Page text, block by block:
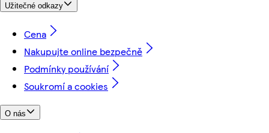
Užitečné odkazy
Cena
Nakupujte online bezpečně
Podmínky používání
Soukromí a cookies
O nás